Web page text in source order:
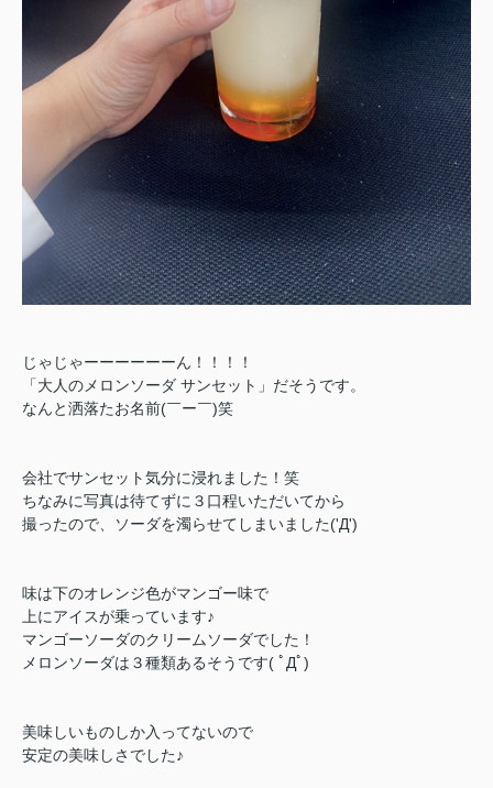
じゃじゃーーーーーーん！！！！
「大人のメロンソーダ サンセット」だそうです。
なんと洒落たお名前(￣ー￣)笑
会社でサンセット気分に浸れました！笑
ちなみに写真は待てずに３口程いただいてから
撮ったので、ソーダを濁らせてしまいました('Д')
味は下のオレンジ色がマンゴー味で
上にアイスが乗っています♪
マンゴーソーダのクリームソーダでした！
メロンソーダは３種類あるそうです( ﾟДﾟ)
美味しいものしか入ってないので
安定の美味しさでした♪